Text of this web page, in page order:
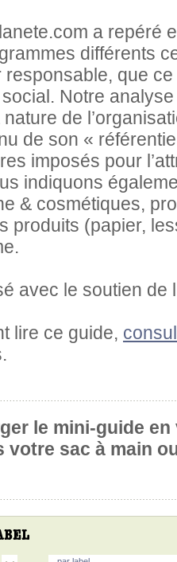
a repéré
différents
que ce
Notre
de
de son «
imposés pour
indiquons
& cosmétiques,
produits (papier,
avec le soutien de
lire ce guide,
le mini-guide
votre sac à main